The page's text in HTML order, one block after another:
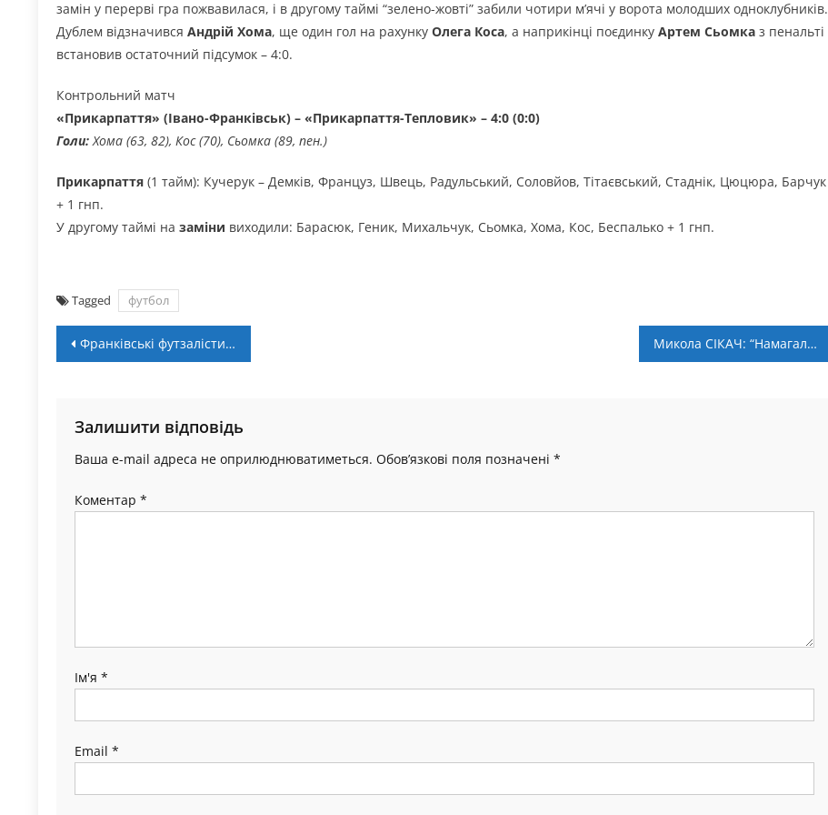
замін у перерві гра пожвавилася, і в другому таймі “зелено-жовті” забили чотири м’ячі у ворота молодших одноклубників.
Дублем відзначився Андрій Хома, ще один гол на рахунку Олега Коса, а наприкінці поєдинку Артем Сьомка з пенальті
встановив остаточний підсумок – 4:0.
Контрольний матч
«Прикарпаття» (Івано-Франківськ) – «Прикарпаття-Тепловик» – 4:0 (0:0)
Голи:Хома (63, 82), Кос (70), Сьомка (89, пен.)
Прикарпаття (1 тайм): Кучерук – Демків, Француз, Швець, Радульський, Соловйов, Тітаєвський, Стаднік, Цюцюра, Барчук
+ 1 гнп.
У другому таймі на заміни виходили: Барасюк, Геник, Михальчук, Сьомка, Хома, Кос, Беспалько + 1 гнп.
Tagged футбол
Навігація
Франківські футзалісти зіграють у півфіналі Європейських університетських ігор Микола СІКАЧ: “Намагались показати свої найкращі якості”
Залишити відповідь
Ваша e-mail адреса не оприлюднюватиметься. Обов’язкові поля позначені *
Коментар *
Ім'я *
Email *